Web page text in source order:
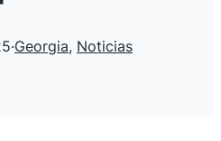
·Georgia, Noticias